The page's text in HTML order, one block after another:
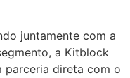
juntamente com a
a Kitblock
parceria direta com o